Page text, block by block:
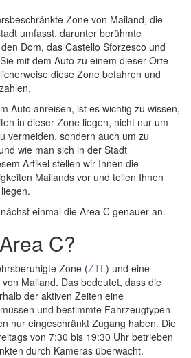
Zone von Mailand, die
umfasst, darunter berühmte
Dom, das Castello Sforzesco und
mit dem Auto zu einem dieser Orte
diese Zone befahren und
Auto anreisen, ist es wichtig zu wissen,
in dieser Zone liegen, nicht nur um
vermeiden, sondern auch um zu
wie man sich in der Stadt
Artikel stellen wir Ihnen die
Mailands vor und teilen Ihnen
einmal die Area C genauer an.
C?
Zone (ZTL) und eine
Mailand. Das bedeutet, dass die
der aktiven Zeiten eine
und bestimmte Fahrzeugtypen
nur eingeschränkt Zugang haben. Die
von 7:30 bis 19:30 Uhr betrieben
durch Kameras überwacht.